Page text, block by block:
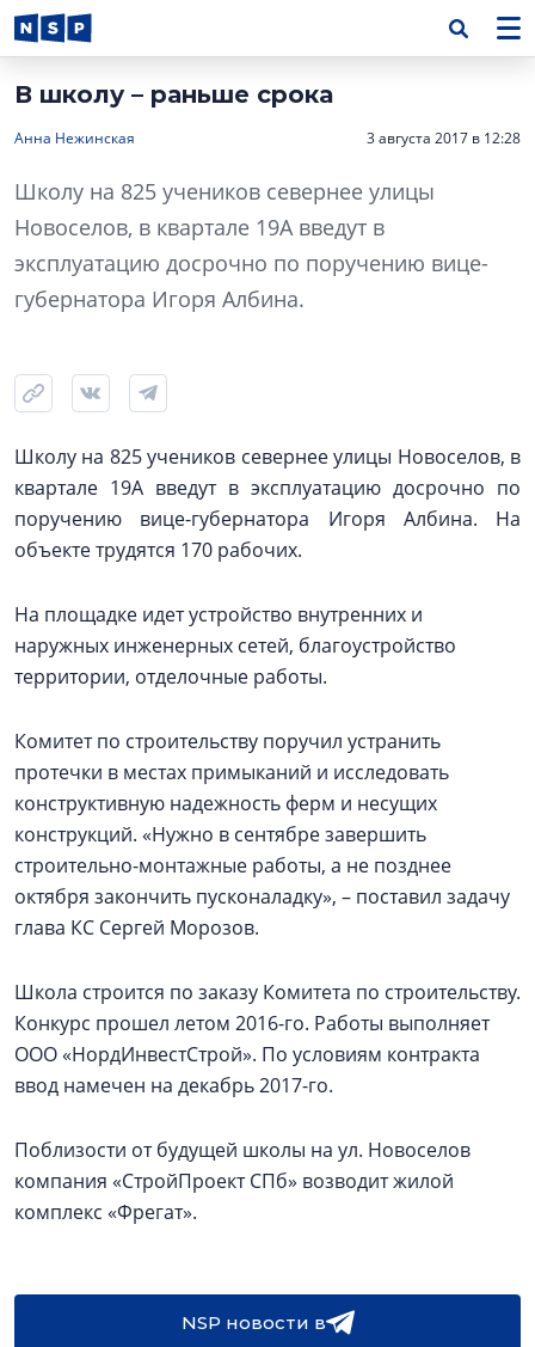
В школу – раньше срока
Анна Нежинская 3 августа 2017 в 12:28
Школу на 825 учеников севернее улицы
Новоселов, в квартале 19А введут в
эксплуатацию досрочно по поручению вице-
губернатора Игоря Албина.
Школу на 825 учеников севернее улицы Новоселов, в
квартале 19А введут в эксплуатацию досрочно по
поручению вице-губернатора Игоря Албина. На
объекте трудятся 170 рабочих.
На площадке идет устройство внутренних и
наружных инженерных сетей, благоустройство
территории, отделочные работы.
Комитет по строительству поручил устранить
протечки в местах примыканий и исследовать
конструктивную надежность ферм и несущих
конструкций. «Нужно в сентябре завершить
строительно-монтажные работы, а не позднее
октября закончить пусконаладку», – поставил задачу
глава КС Сергей Морозов.
Школа строится по заказу Комитета по строительству.
Конкурс прошел летом 2016-го. Работы выполняет
ООО «НордИнвестСтрой». По условиям контракта
ввод намечен на декабрь 2017-го.
Поблизости от будущей школы на ул. Новоселов
компания «СтройПроект СПб» возводит жилой
комплекс «Фрегат».
NSP новости в